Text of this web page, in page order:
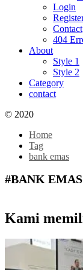
Login
Contact
404
About
Style 1
Style 2
Category
contact
© 2020
Home
Tag
bank emas
#BANK EMAS
Kami